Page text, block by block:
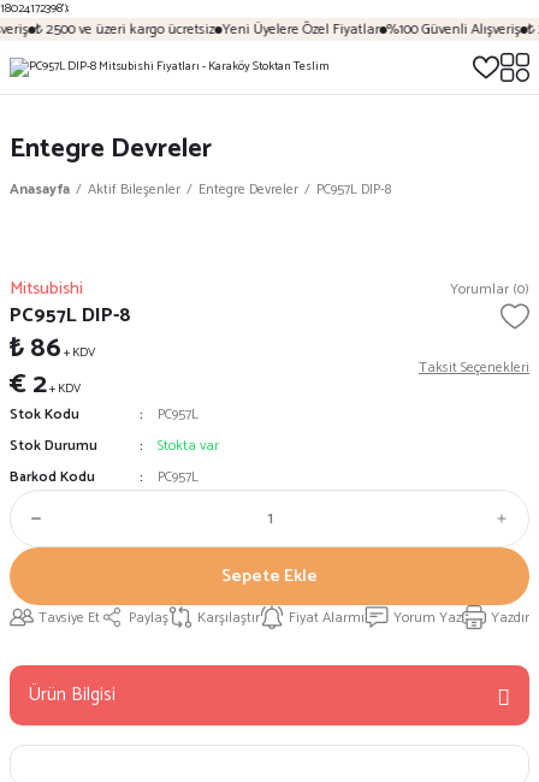
18024172398');
₺ 2500 ve üzeri kargo ücretsiz Yeni Üyelere Özel Fiyatlar %100 Güvenli Alışveriş ₺
Entegre Devreler
Anasayfa Aktif Bileşenler Entegre Devreler PC957L DIP-8
Mitsubishi Yorumlar (0)
PC957L DIP-8
₺ 86+ KDV
€ 2+ KDV
Taksit Seçenekleri
Stok Kodu
PC957L
Stok Durumu
Stokta var
Barkod Kodu
PC957L
Sepete Ekle
Tavsiye Et Paylaş Karşılaştır Fiyat Alarmı Yorum Yaz Yazdır
Ürün Bilgisi